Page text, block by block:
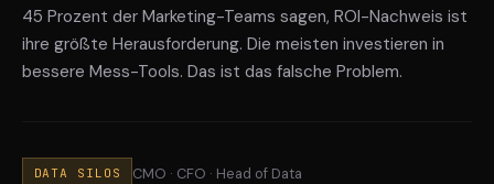
45 Prozent der Marketing-Teams sagen, ROI-Nachweis ist
ihre größte Herausforderung. Die meisten investieren in
bessere Mess-Tools. Das ist das falsche Problem.
DATA SILOS CMO · CFO · Head of Data